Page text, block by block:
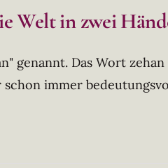
Welt in zwei
genannt. Das Wort
immer